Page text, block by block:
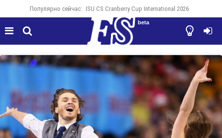
Популярно сейчас: ISU CS Cranberry Cup International 2026
  

beta